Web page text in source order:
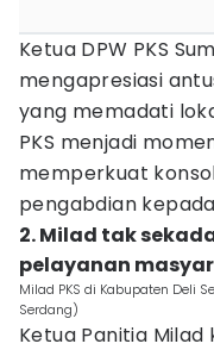
Ketua DPW PKS
mengapresiasi
yang memadati
PKS menjadi
memperkuat
pengabdian
2. Milad tak
pelayanan
Milad PKS di Kabupaten Deli
Serdang)
Ketua Panitia Milad